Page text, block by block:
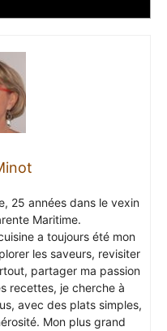
25 années dans le vexin
Maritime.
a toujours été mon
les saveurs, revisiter
partager ma passion
recettes, je cherche à
avec des plats simples,
Mon plus grand